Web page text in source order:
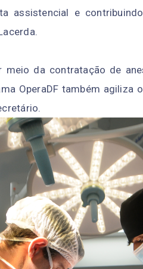
assistencial e
meio da contratação de
OperaDF também